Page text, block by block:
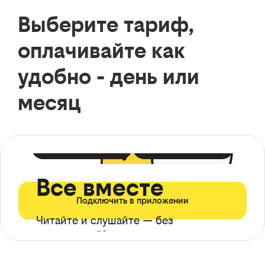
Выберите тариф,
оплачивайте как
удобно - день или
месяц
Все вместе
Читайте и слушайте — без
ограничений*
Подключить в приложении